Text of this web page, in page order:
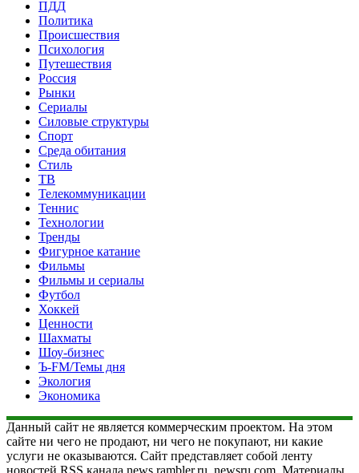
ПДД
Политика
Происшествия
Психология
Путешествия
Россия
Рынки
Сериалы
Силовые структуры
Спорт
Среда обитания
Стиль
ТВ
Телекоммуникации
Теннис
Технологии
Тренды
Фигурное катание
Фильмы
Фильмы и сериалы
Футбол
Хоккей
Ценности
Шахматы
Шоу-бизнес
Ъ-FM/Темы дня
Экология
Экономика
Данный сайт не является коммерческим проектом. На этом
сайте ни чего не продают, ни чего не покупают, ни какие
услуги не оказываются. Сайт представляет собой ленту
новостей RSS канала news.rambler.ru, newsru.com. Материалы